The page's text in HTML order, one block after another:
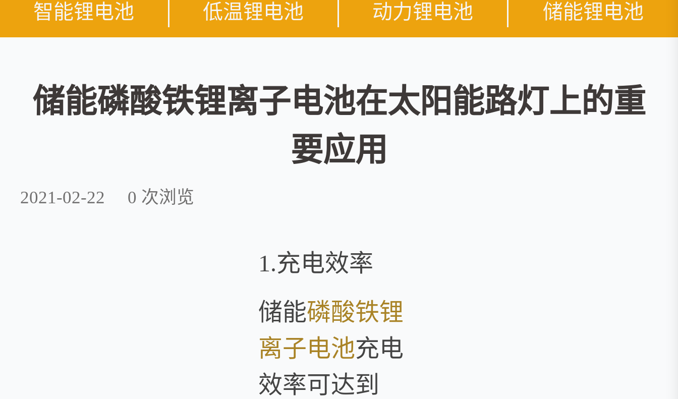
智能锂电池 低温锂电池 动力锂电池 储能锂电池
储能磷酸铁锂离子电池在太阳能路灯上的重
要应用
2021-02-22 0 次浏览
1.充电效率
储能磷酸铁锂
离子电池充电
效率可达到